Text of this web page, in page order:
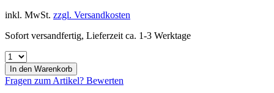
inkl. MwSt. zzgl. Versandkosten
Sofort versandfertig, Lieferzeit ca. 1-3 Werktage
In den Warenkorb
Fragen zum Artikel? Bewerten